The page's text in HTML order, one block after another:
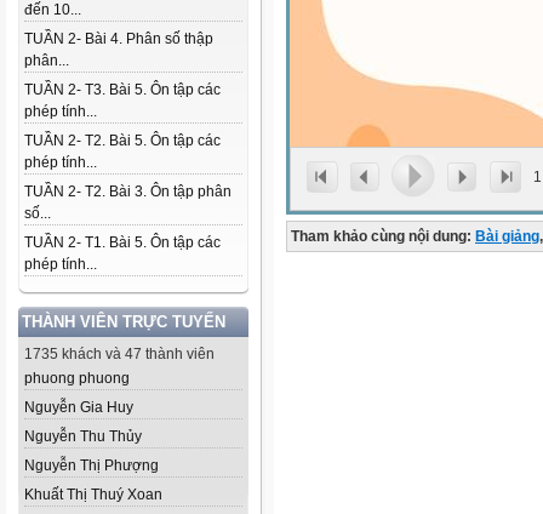
đến 10...
TUẦN 2- Bài 4. Phân số thập
phân...
TUẦN 2- T3. Bài 5. Ôn tập các
phép tính...
TUẦN 2- T2. Bài 5. Ôn tập các
phép tính...
TUẦN 2- T2. Bài 3. Ôn tập phân
số...
TUẦN 2- T1. Bài 5. Ôn tập các
phép tính...
THÀNH VIÊN TRỰC TUYẾN
1735 khách và 47 thành viên
phuong phuong
Nguyễn Gia Huy
Nguyễn Thu Thủy
Nguyễn Thị Phượng
Khuất Thị Thuý Xoan
1
Tham khảo cùng nội dung: Bài giảng,